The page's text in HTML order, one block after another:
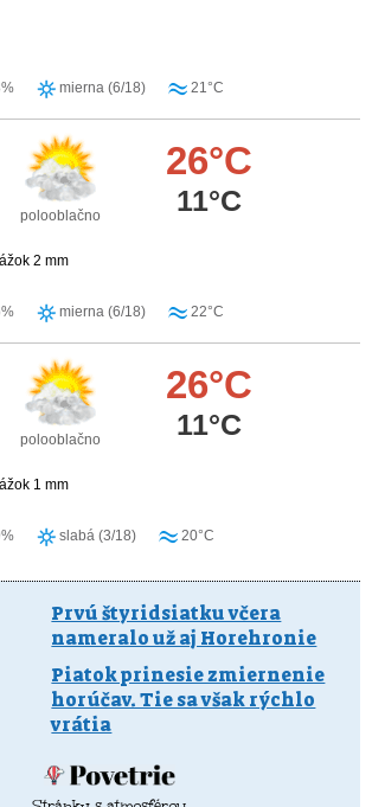
mierna (6/18) 21°C
polooblačno
26°C
11°C
2 mm
mierna (6/18) 22°C
polooblačno
26°C
11°C
1 mm
slabá (3/18) 20°C
Prvú štyridsiatku včera
nameralo už aj Horehronie
Piatok prinesie zmiernenie
horúčav. Tie sa však rýchlo
vrátia